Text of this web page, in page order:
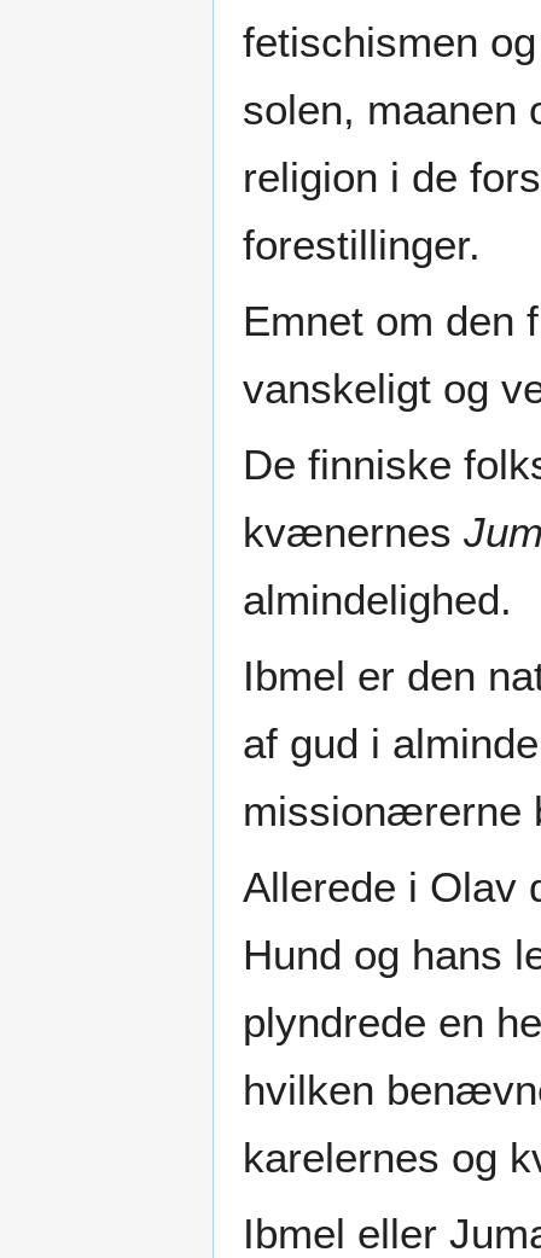
fetischismen
solen, maanen
religion i de
forestillinger.
Emnet om den
vanskeligt og
De finniske
kvænernes
almindelighed.
Ibmel er den
af gud i
missionærerne
Allerede i Olav
Hund og hans
plyndrede en
hvilken
karelernes og
Ibmel eller